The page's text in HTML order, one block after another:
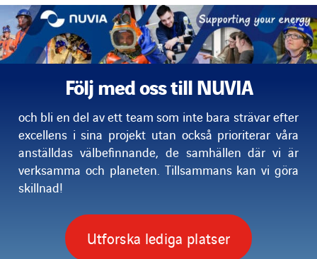
Följ med oss till NUVIA
och bli en del av ett team som inte bara strävar efter
excellens i sina projekt utan också prioriterar våra
anställdas välbefinnande, de samhällen där vi är
verksamma och planeten. Tillsammans kan vi göra
skillnad!
Utforska lediga platser